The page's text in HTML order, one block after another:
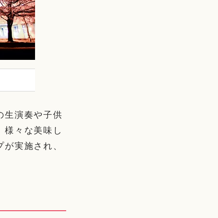
生演奏や子供
々な美味し
実施され、